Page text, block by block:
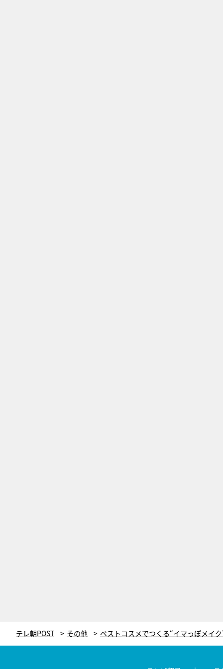
テレ朝POST その他